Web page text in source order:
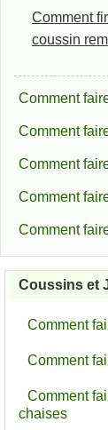
Comment
coussin
Comment
Comment
Comment
Comment
Comment
Coussins et
Comment
Comment
Comment
chaises